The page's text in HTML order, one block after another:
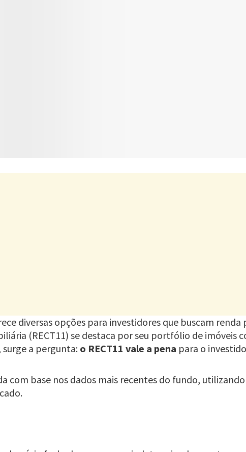
diversas opções para investidores que buscam renda
(RECT11) se destaca por seu portfólio de imóveis
a pergunta: o RECT11 vale a pena para o
com base nos dados mais recentes do fundo,